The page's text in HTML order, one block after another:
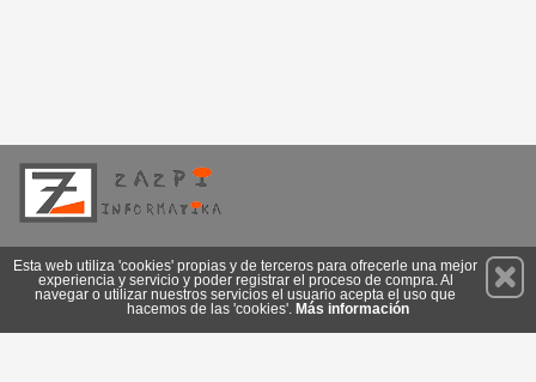
Suscríbete
Esta web utiliza 'cookies' propias y de terceros para ofrecerle una mejor
experiencia y servicio y poder registrar el proceso de compra. Al
navegar o utilizar nuestros servicios el usuario acepta el uso que
hacemos de las 'cookies'. Más información